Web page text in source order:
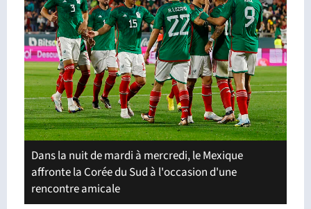
Dans la nuit de mardi à mercredi, le Mexique
affronte la Corée du Sud à l'occasion d'une
rencontre amicale